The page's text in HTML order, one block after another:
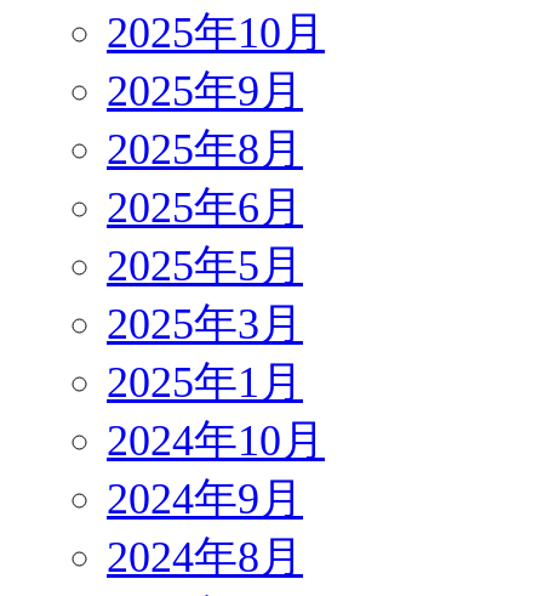
2025年10月
2025年9月
2025年8月
2025年6月
2025年5月
2025年3月
2025年1月
2024年10月
2024年9月
2024年8月